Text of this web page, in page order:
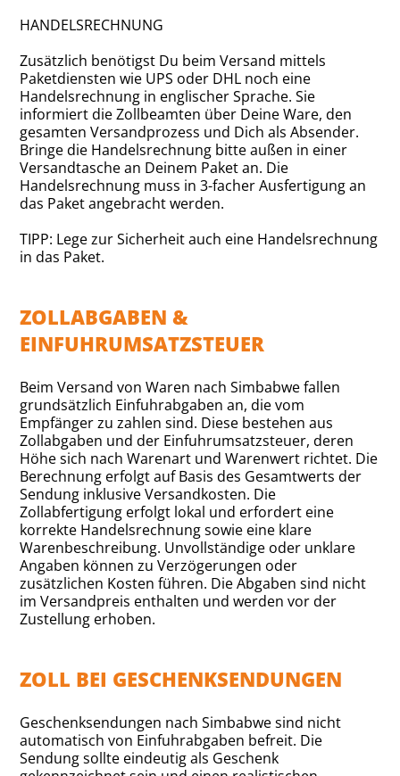
HANDELSRECHNUNG
Zusätzlich benötigst Du beim Versand mittels
Paketdiensten wie UPS oder DHL noch eine
Handelsrechnung in englischer Sprache. Sie
informiert die Zollbeamten über Deine Ware, den
gesamten Versandprozess und Dich als Absender.
Bringe die Handelsrechnung bitte außen in einer
Versandtasche an Deinem Paket an. Die
Handelsrechnung muss in 3-facher Ausfertigung an
das Paket angebracht werden.
TIPP: Lege zur Sicherheit auch eine Handelsrechnung
in das Paket.
ZOLLABGABEN &
EINFUHRUMSATZSTEUER
Beim Versand von Waren nach Simbabwe fallen
grundsätzlich Einfuhrabgaben an, die vom
Empfänger zu zahlen sind. Diese bestehen aus
Zollabgaben und der Einfuhrumsatzsteuer, deren
Höhe sich nach Warenart und Warenwert richtet. Die
Berechnung erfolgt auf Basis des Gesamtwerts der
Sendung inklusive Versandkosten. Die
Zollabfertigung erfolgt lokal und erfordert eine
korrekte Handelsrechnung sowie eine klare
Warenbeschreibung. Unvollständige oder unklare
Angaben können zu Verzögerungen oder
zusätzlichen Kosten führen. Die Abgaben sind nicht
im Versandpreis enthalten und werden vor der
Zustellung erhoben.
ZOLL BEI GESCHENKSENDUNGEN
Geschenksendungen nach Simbabwe sind nicht
automatisch von Einfuhrabgaben befreit. Die
Sendung sollte eindeutig als Geschenk